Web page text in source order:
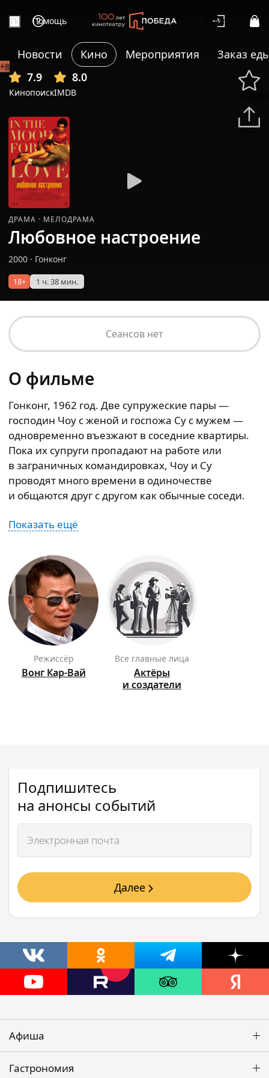
Помощь Войти
Новости Кино Мероприятия
Заказ
7.9
Кинопоиск
8.0
IMDB
+8
ДРАМА · МЕЛОДРАМА
Любовное настроение
2000 · Гонконг
18+ 1 ч. 38 мин.
Сеансов нет
О фильме
Гонконг, 1962 год. Две супружеские пары —
господин Чоу с женой и госпожа Су с мужем —
одновременно въезжают в соседние квартиры.
Пока их супруги пропадают на работе или
в заграничных командировках, Чоу и Су
проводят много времени в одиночестве
и общаются друг с другом как обычные соседи.
Показать ещё
режиссёр
Вонг Кар-Вай
Все главные лица
Актёры
и создатели
Подпишитесь
на анонсы событий
Далее
Афиша
Гастрономия